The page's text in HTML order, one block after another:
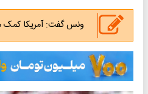
ونس گفت: آمریکا کمک